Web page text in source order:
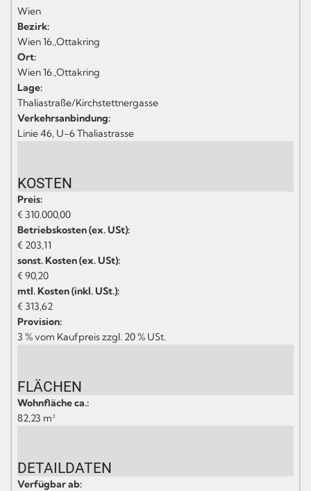
Wien
Bezirk:
Wien 16.,Ottakring
Ort:
Wien 16.,Ottakring
Lage:
Thaliastraße/Kirchstettnergasse
Verkehrsanbindung:
Linie 46, U-6 Thaliastrasse
KOSTEN
Preis:
€ 310.000,00
Betriebskosten (ex. USt):
€ 203,11
sonst. Kosten (ex. USt):
€ 90,20
mtl. Kosten (inkl. USt.):
€ 313,62
Provision:
3 % vom Kaufpreis zzgl. 20 % USt.
FLÄCHEN
Wohnfläche ca.:
82,23 m²
DETAILDATEN
Verfügbar ab: